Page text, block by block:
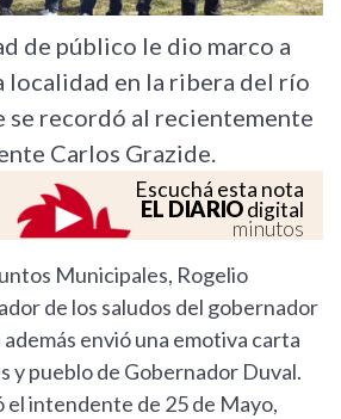
de público le dio marco a
localidad en la ribera del río
se recordó al recientemente
Carlos Grazide.
Escuchá esta nota
EL DIARIOdigital
minutos
Municipales, Rogelio
de los saludos del gobernador
envió una emotiva carta
y pueblo de Gobernador Duval.
el intendente de 25 de Mayo,